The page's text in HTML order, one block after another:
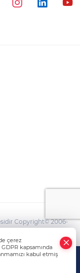
Copyright© 2006-
çerez
kapsamında
kabul etmiş